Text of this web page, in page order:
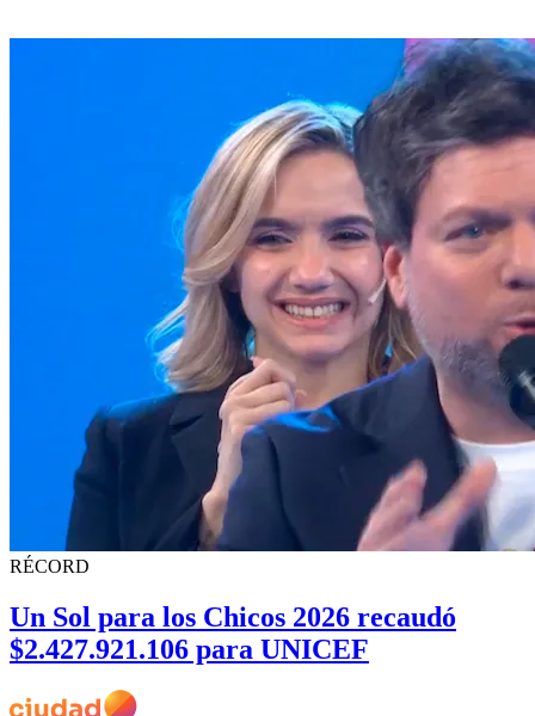
RÉCORD
Un Sol para los Chicos 2026 recaudó
$2.427.921.106 para UNICEF